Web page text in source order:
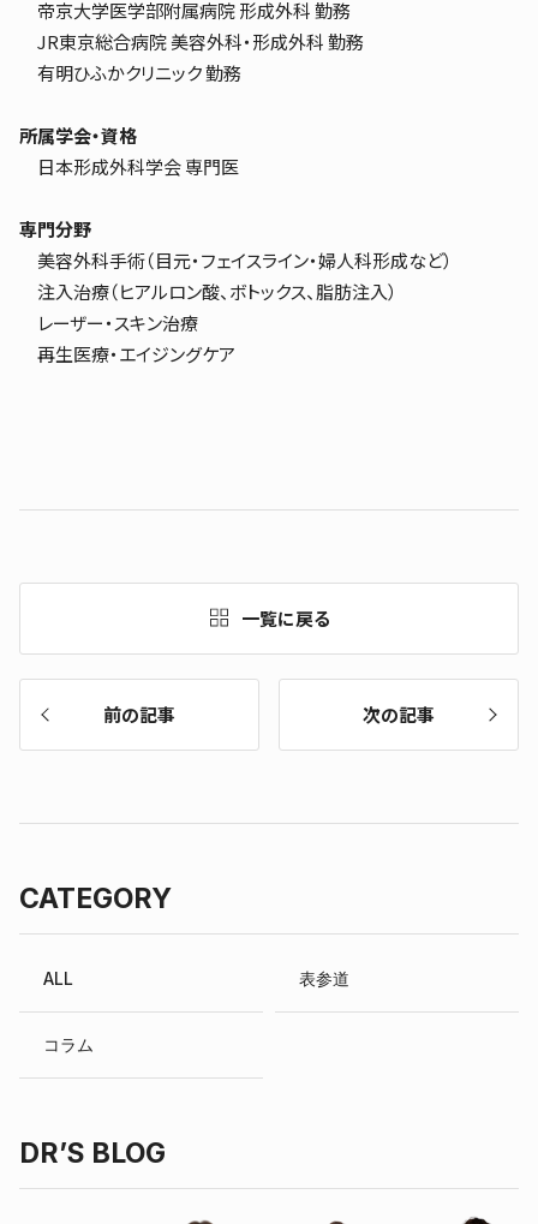
帝京大学医学部附属病院 形成外科 勤務
JR東京総合病院 美容外科・形成外科 勤務
有明ひふかクリニック 勤務
所属学会・資格
日本形成外科学会 専門医
専門分野
美容外科手術（目元・フェイスライン・婦人科形成など）
注入治療（ヒアルロン酸、ボトックス、脂肪注入）
レーザー・スキン治療
再生医療・エイジングケア
前の記事
一覧に戻る
次の記事
CATEGORY
ALL 表参道
コラム
DR’S BLOG